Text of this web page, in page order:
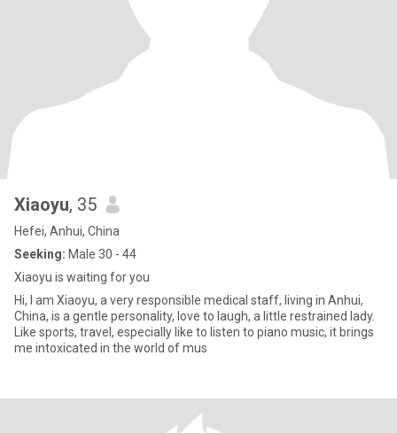
Xiaoyu, 35
Hefei, Anhui, China
Seeking: Male 30 - 44
Xiaoyu is waiting for you
Hi, I am Xiaoyu, a very responsible medical staff, living in Anhui,
China, is a gentle personality, love to laugh, a little restrained lady.
Like sports, travel, especially like to listen to piano music, it brings
me intoxicated in the world of mus